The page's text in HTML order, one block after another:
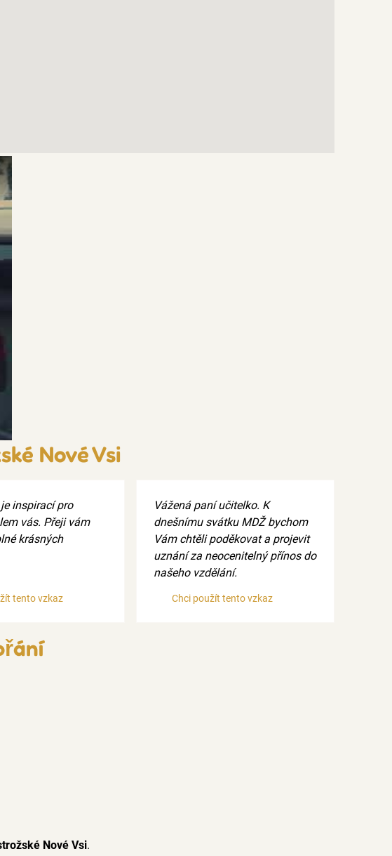
Nové Vsi
inspirací pro
vás. Přeji vám
krásných
tento vzkaz
Vážená paní učitelko. K
dnešnímu svátku MDŽ bychom
Vám chtěli poděkovat a projevit
uznání za neocenitelný přínos do
našeho vzdělání.
Chci použít tento vzkaz
Nové Vsi.